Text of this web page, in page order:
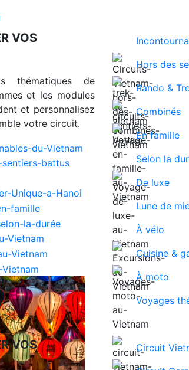
VOS
thématiques de
et les modules
et personnalisez
votre circuit.
Hors des
Rando &
Combinés
En famille
Selon la
De luxe
Lune de
À vélo
Cuisine &
À moto
Voyages
& Asie
VOS
Circuit